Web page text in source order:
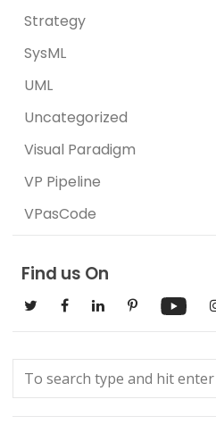
Strategy
SysML
UML
Uncategorized
Visual Paradigm
VP Pipeline
VPasCode
Find us On